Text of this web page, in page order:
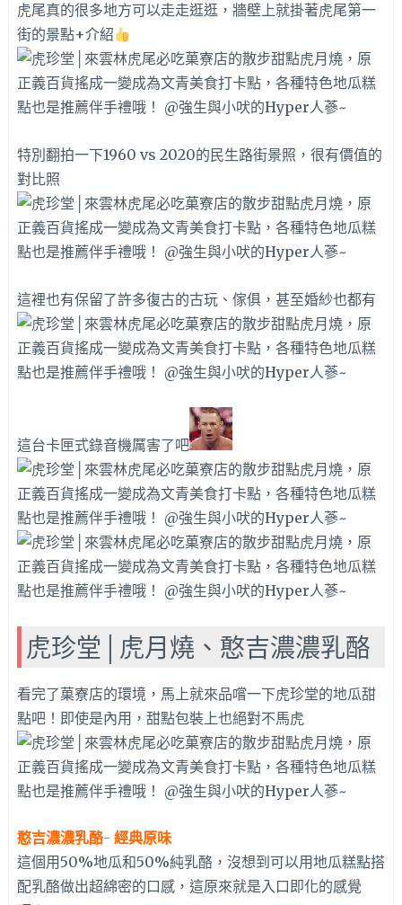
虎尾真的很多地方可以走走逛逛，牆壁上就掛著虎尾第一
街的景點+介紹
特別翻拍一下1960 vs 2020的民生路街景照，很有價值的
對比照
這裡也有保留了許多復古的古玩、傢俱，甚至婚紗也都有
這台卡匣式錄音機厲害了吧
虎珍堂│虎月燒、憨吉濃濃乳酪
看完了菓寮店的環境，馬上就來品嚐一下虎珍堂的地瓜甜
點吧！即使是內用，甜點包裝上也絕對不馬虎
憨吉濃濃乳酪- 經典原味
這個用50%地瓜和50%純乳酪，沒想到可以用地瓜糕點搭
配乳酪做出超綿密的口感，這原來就是入口即化的感覺